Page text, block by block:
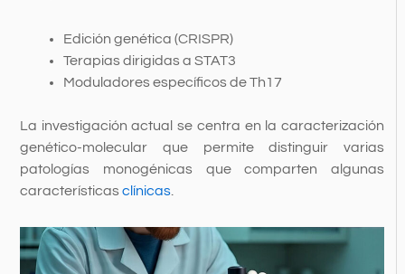
Edición genética (CRISPR)
Terapias dirigidas a STAT3
Moduladores específicos de Th17
La investigación actual se centra en la caracterización
genético-molecular que permite distinguir varias
patologías monogénicas que comparten algunas
característicasclínicas.